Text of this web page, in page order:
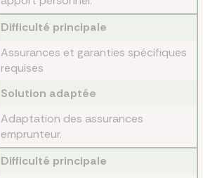
Difficulté principale
Assurances et garanties spécifiques
requises
Solution adaptée
Adaptation des assurances
emprunteur.
Difficulté principale